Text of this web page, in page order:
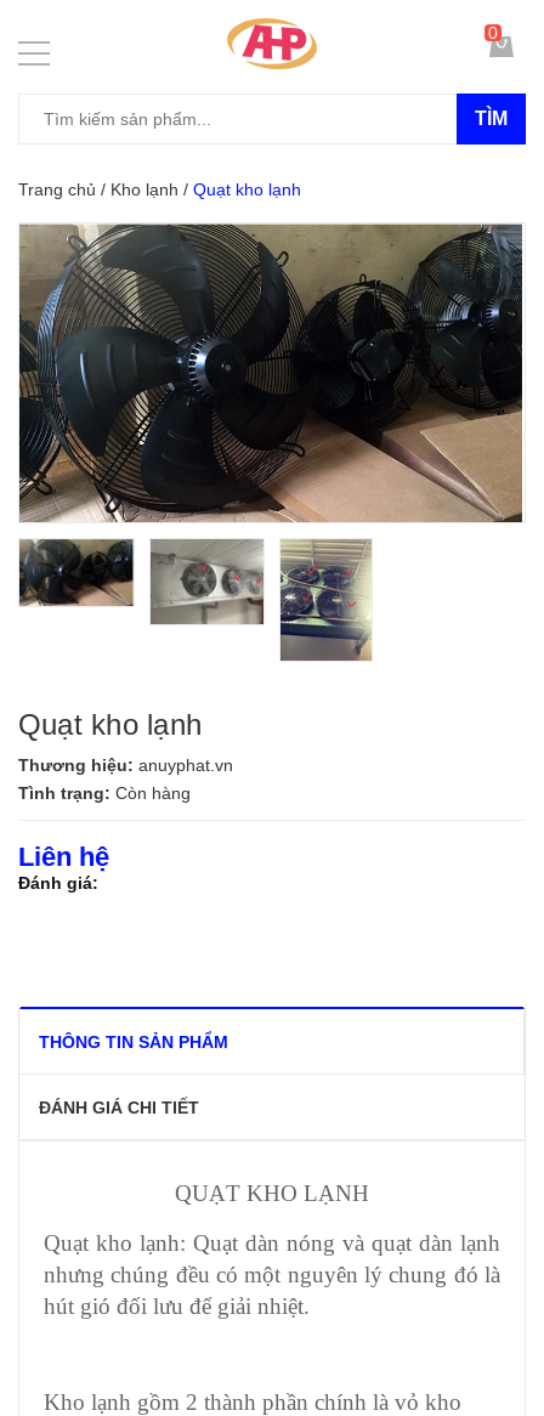
TÌM
0
Trang chủ / Kho lạnh / Quạt kho lạnh
Quạt kho lạnh
Thương hiệu: anuyphat.vn
Tình trạng: Còn hàng
Liên hệ
Đánh giá:
THÔNG TIN SẢN PHẨM
ĐÁNH GIÁ CHI TIẾT
QUẠT KHO LẠNH
Quạt kho lạnh: Quạt dàn nóng và quạt dàn lạnh
nhưng chúng đều có một nguyên lý chung đó là
hút gió đối lưu để giải nhiệt.
Kho lạnh gồm 2 thành phần chính là vỏ kho